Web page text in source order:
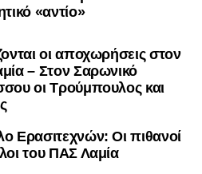
«αντίο»
οι αποχωρήσεις στον
– Στον Σαρωνικό
οι Τρούμπουλος και
Ερασιτεχνών: Οι πιθανοί
του ΠΑΣ Λαμία